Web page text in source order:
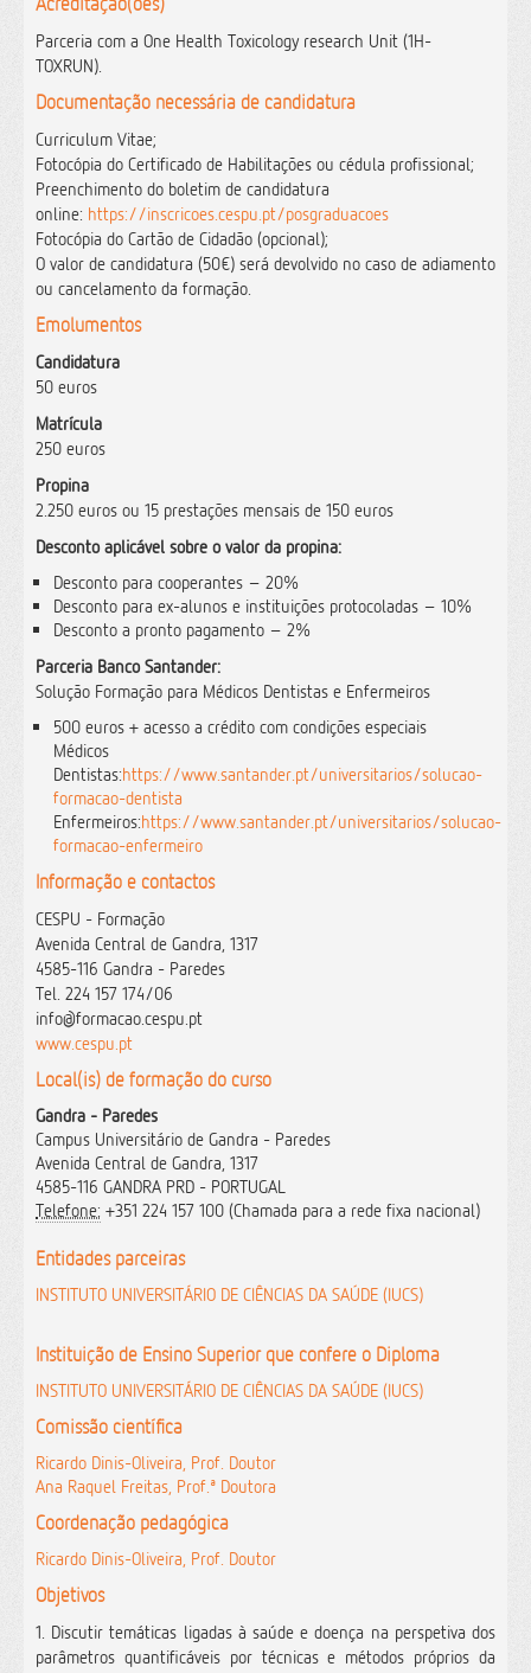
Parceria com a One Health Toxicology research Unit (1H-
TOXRUN).
Documentação necessária de candidatura
Curriculum Vitae;
Fotocópia do Certificado de Habilitações ou cédula profissional;
Preenchimento do boletim de candidatura
online: https://inscricoes.cespu.pt/posgraduacoes
Fotocópia do Cartão de Cidadão (opcional);
O valor de candidatura (50€) será devolvido no caso de adiamento
ou cancelamento da formação.
Emolumentos
Candidatura
50 euros
Matrícula
250 euros
Propina
2.250 euros ou 15 prestações mensais de 150 euros
Desconto aplicável sobre o valor da propina:
Desconto para cooperantes – 20%
Desconto para ex-alunos e instituições protocoladas – 10%
Desconto a pronto pagamento – 2%
Parceria Banco Santander:
Solução Formação para Médicos Dentistas e Enfermeiros
500 euros + acesso a crédito com condições especiais
Médicos
Dentistas:https://www.santander.pt/universitarios/solucao-
formacao-dentista
Enfermeiros:https://www.santander.pt/universitarios/solucao-
formacao-enfermeiro
Informação e contactos
CESPU - Formação
Avenida Central de Gandra, 1317
4585-116 Gandra - Paredes
Tel. 224 157 174/06
info@formacao.cespu.pt
www.cespu.pt
Local(is) de formação do curso
Gandra - Paredes
Campus Universitário de Gandra - Paredes
Avenida Central de Gandra, 1317
4585-116 GANDRA PRD - PORTUGAL
Telefone: +351 224 157 100 (Chamada para a rede fixa nacional)
Entidades parceiras
INSTITUTO UNIVERSITÁRIO DE CIÊNCIAS DA SAÚDE (IUCS)
Instituição de Ensino Superior que confere o Diploma
INSTITUTO UNIVERSITÁRIO DE CIÊNCIAS DA SAÚDE (IUCS)
Comissão científica
Ricardo Dinis-Oliveira, Prof. Doutor
Ana Raquel Freitas, Prof.ª Doutora
Coordenação pedagógica
Ricardo Dinis-Oliveira, Prof. Doutor
Objetivos
1. Discutir temáticas ligadas à saúde e doença na perspetiva dos
parâmetros quantificáveis por técnicas e métodos próprios da